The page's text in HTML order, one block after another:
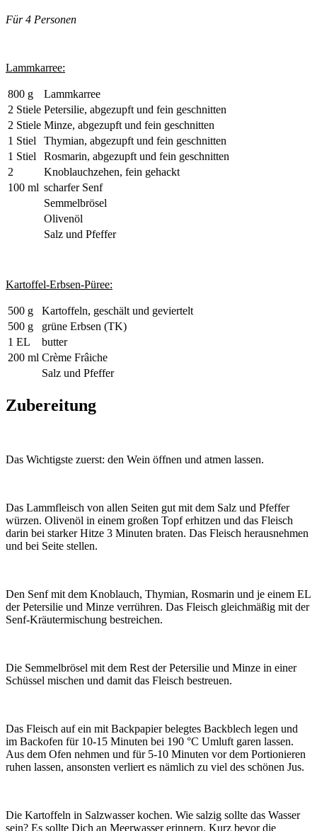
Für 4 Personen
Lammkarree:
800 g
Lammkarree
2 Stiele Petersilie, abgezupft und fein geschnitten
2 Stiele Minze, abgezupft und fein geschnitten
1 Stiel
Thymian, abgezupft und fein geschnitten
1 Stiel
Rosmarin, abgezupft und fein geschnitten
2
Knoblauchzehen, fein gehackt
100 ml scharfer Senf
Semmelbrösel
Olivenöl
Salz und Pfeffer
Kartoffel-Erbsen-Püree:
500 g
Kartoffeln, geschält und geviertelt
500 g
grüne Erbsen (TK)
1 EL
butter
200 ml Crème Frâiche
Salz und Pfeffer
Zubereitung
Das Wichtigste zuerst: den Wein öffnen und atmen lassen.
Das Lammfleisch von allen Seiten gut mit dem Salz und Pfeffer
würzen. Olivenöl in einem großen Topf erhitzen und das Fleisch
darin bei starker Hitze 3 Minuten braten. Das Fleisch herausnehmen
und bei Seite stellen.
Den Senf mit dem Knoblauch, Thymian, Rosmarin und je einem EL
der Petersilie und Minze verrühren. Das Fleisch gleichmäßig mit der
Senf-Kräutermischung bestreichen.
Die Semmelbrösel mit dem Rest der Petersilie und Minze in einer
Schüssel mischen und damit das Fleisch bestreuen.
Das Fleisch auf ein mit Backpapier belegtes Backblech legen und
im Backofen für 10-15 Minuten bei 190 °C Umluft garen lassen.
Aus dem Ofen nehmen und für 5-10 Minuten vor dem Portionieren
ruhen lassen, ansonsten verliert es nämlich zu viel des schönen Jus.
Die Kartoffeln in Salzwasser kochen. Wie salzig sollte das Wasser
sein? Es sollte Dich an Meerwasser erinnern. Kurz bevor die